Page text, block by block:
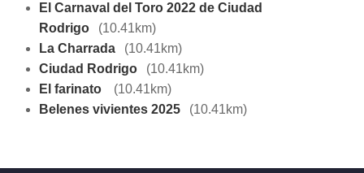
El Carnaval del Toro 2022 de Ciudad
Rodrigo
(10.41km)
La Charrada
(10.41km)
Ciudad Rodrigo
(10.41km)
El farinato
(10.41km)
Belenes vivientes 2025
(10.41km)